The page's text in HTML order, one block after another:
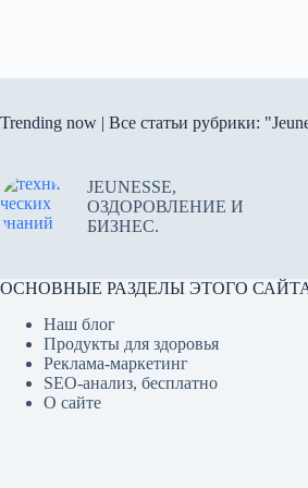
Trending now | Все статьи рубрики:
JEUNESSE,
ОЗДОРОВЛЕНИЕ И
БИЗНЕС.
ОСНОВНЫЕ РАЗДЕЛЫ ЭТОГО
Наш блог
Продукты для здоровья
Реклама-маркетинг
SEO-анализ, бесплатно
О сайте